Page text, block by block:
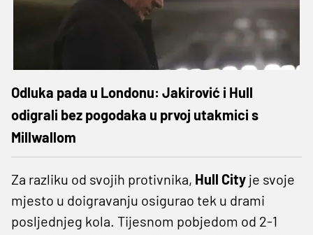
Odluka pada u Londonu: Jakirović i Hull
odigrali bez pogodaka u prvoj utakmici s
Millwallom
Za razliku od svojih protivnika, Hull City je svoje
mjesto u doigravanju osigurao tek u drami
posljednjeg kola. Tijesnom pobjedom od 2-1